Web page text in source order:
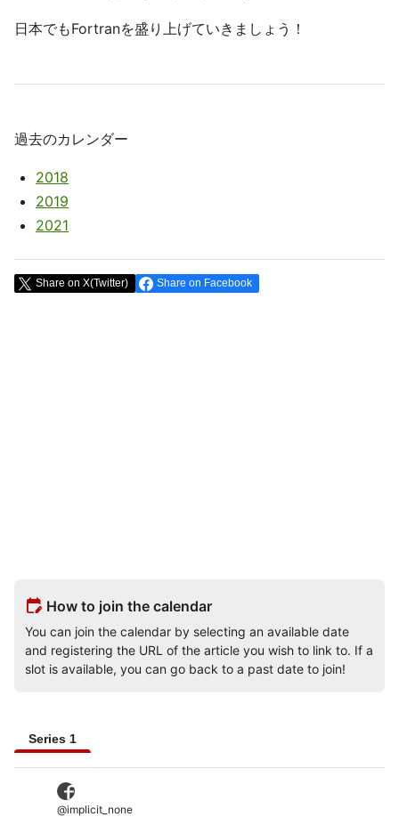
日本でもFortranを盛り上げていきましょう！
過去のカレンダー
2018
2019
2021
Share on X(Twitter) Share on Facebook
edit_calendar How to join the calendar
You can join the calendar by selecting an available date
and registering the URL of the article you wish to link to. If a
slot is available, you can go back to a past date to join!
Series 1
@implicit_none